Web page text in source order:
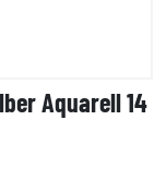
Aquarell 14